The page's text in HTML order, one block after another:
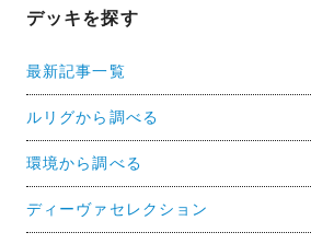
デッキを探す
最新記事一覧
ルリグから調べる
環境から調べる
ディーヴァセレクション